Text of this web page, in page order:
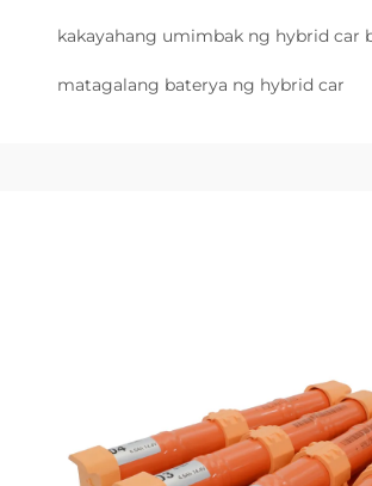
kakayahang umimbak ng hybrid car
matagalang baterya ng hybrid car